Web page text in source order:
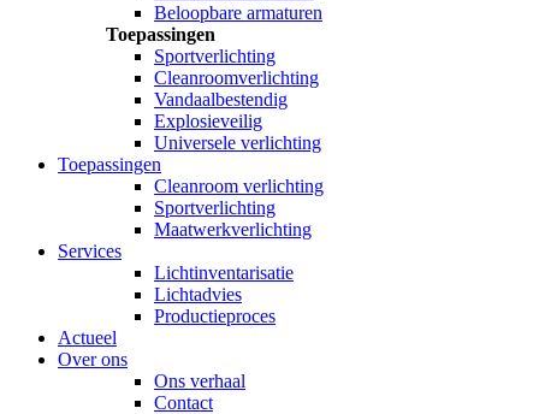
Beloopbare armaturen
Toepassingen
Sportverlichting
Cleanroomverlichting
Vandaalbestendig
Explosieveilig
Universele verlichting
Toepassingen
Cleanroom verlichting
Sportverlichting
Maatwerkverlichting
Services
Lichtinventarisatie
Lichtadvies
Productieproces
Actueel
Over ons
Ons verhaal
Contact